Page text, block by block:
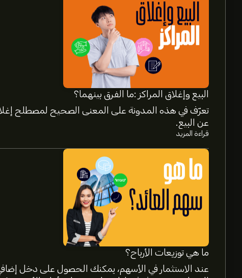
البيع وإغلاق المراكز :ما الفرق بينهما؟
تعرّف في هذه المدونة على المعنى الصحيح لمصطلح
عن البيع.
قراءة المزيد
ما هي توزيعات الأرباح؟
عند الاستثمار في الأسهم، يمكنك الحصول على دخل
سعر DGX الآن هو 238.35‎$‎.
متوسط السعر المستهدف لسهم Quest Diagnostics Inc هو 238.35‎$‎.
التفاصيل حول توقعات المحللين والأسعار المستهدفة
والنمو المتوقع. راقِب آخر التوقعات لتحركات الأسعار